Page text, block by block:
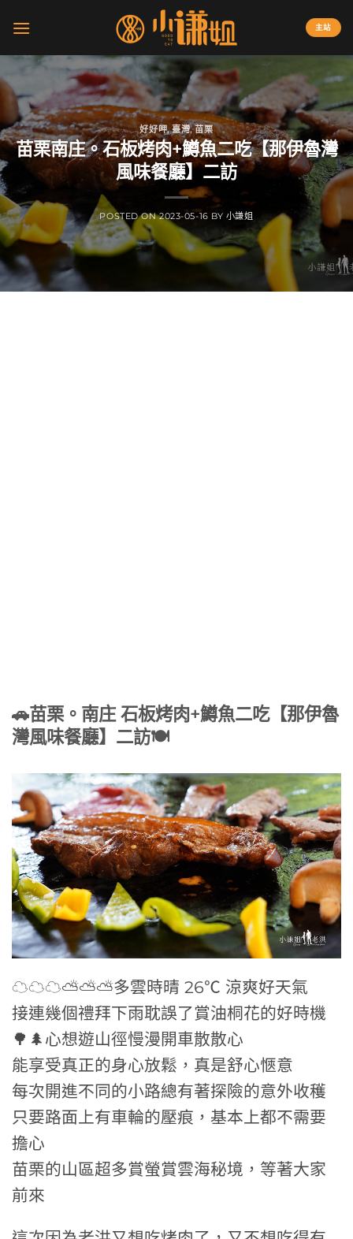
主站
好好呷,臺灣,苗栗
苗栗南庄。石板烤肉+鱒魚二吃【那伊魯灣
風味餐廳】二訪
POSTED ON2023-05-16 BY 小謙姐
🚗苗栗。南庄 石板烤肉+鱒魚二吃【那伊魯
灣風味餐廳】二訪🍽
☁☁☁⛅⛅⛅多雲時晴 26℃ 涼爽好天氣
接連幾個禮拜下雨耽誤了賞油桐花的好時機
🌳🌲心想遊山徑慢漫開車散散心
能享受真正的身心放鬆，真是舒心愜意
每次開進不同的小路總有著探險的意外收穫
只要路面上有車輪的壓痕，基本上都不需要
擔心
苗栗的山區超多賞螢賞雲海秘境，等著大家
前來